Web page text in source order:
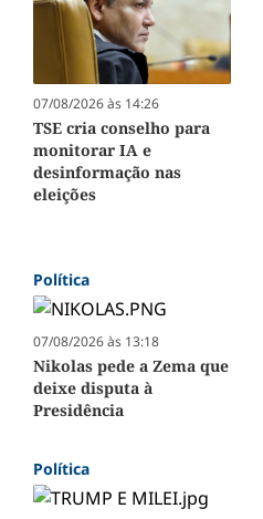
07/08/2026 às 14:26
TSE cria conselho para
monitorar IA e
desinformação nas
eleições
Política
07/08/2026 às 13:18
Nikolas pede a Zema que
deixe disputa à
Presidência
Política